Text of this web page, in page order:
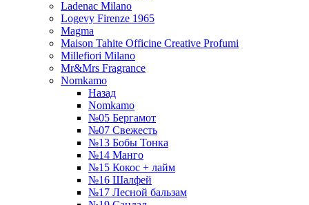
Ladenac Milano
Logevy Firenze 1965
Magma
Maison Tahite Officine Creative Profumi
Millefiori Milano
Mr&Mrs Fragrance
Nomkamo
Назад
Nomkamo
№05 Бергамот
№07 Свежесть
№13 Бобы Тонка
№14 Манго
№15 Кокос + лайм
№16 Шалфей
№17 Лесной бальзам